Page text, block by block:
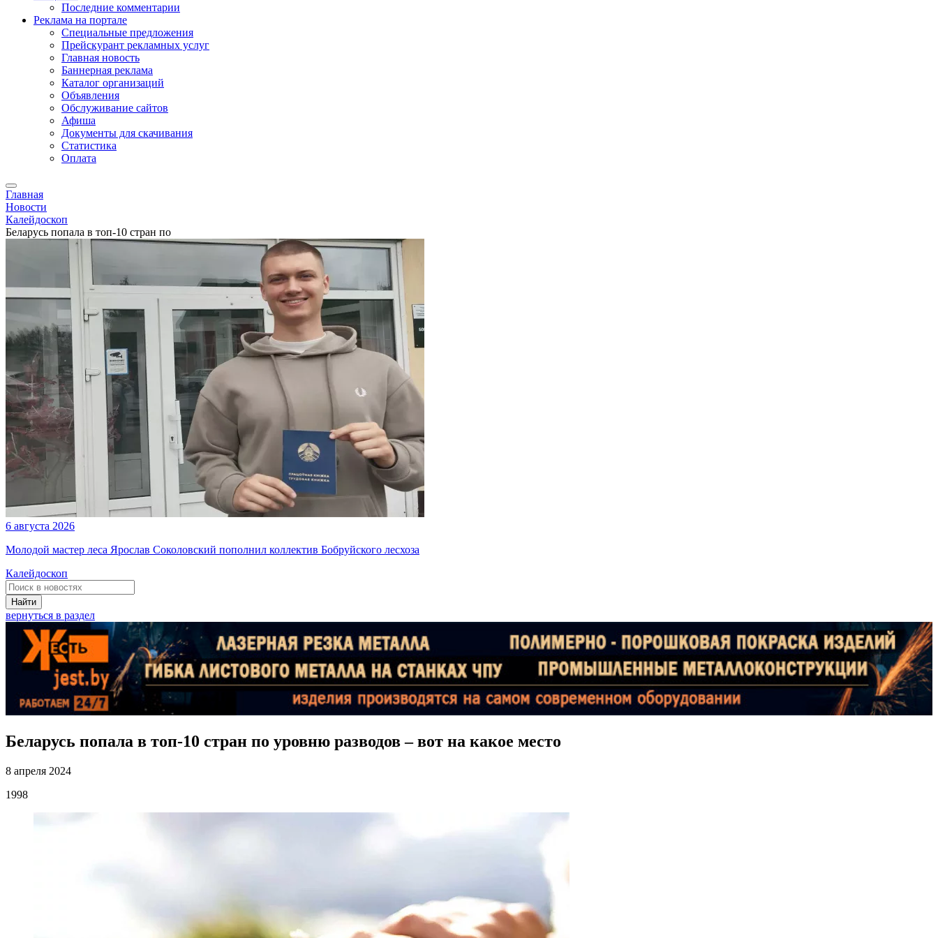
Последние комментарии
Реклама на портале
Специальные предложения
Прейскурант рекламных услуг
Главная новость
Баннерная реклама
Каталог организаций
Объявления
Обслуживание сайтов
Афиша
Документы для скачивания
Статистика
Оплата
Главная
Новости
Калейдоскоп
Беларусь попала в топ-10 стран по
6 августа 2026
Молодой мастер леса Ярослав Соколовский пополнил коллектив Бобруйского лесхоза
Калейдоскоп
Найти
вернуться в раздел
Беларусь попала в топ-10 стран по уровню разводов – вот на какое место
8 апреля 2024
1998